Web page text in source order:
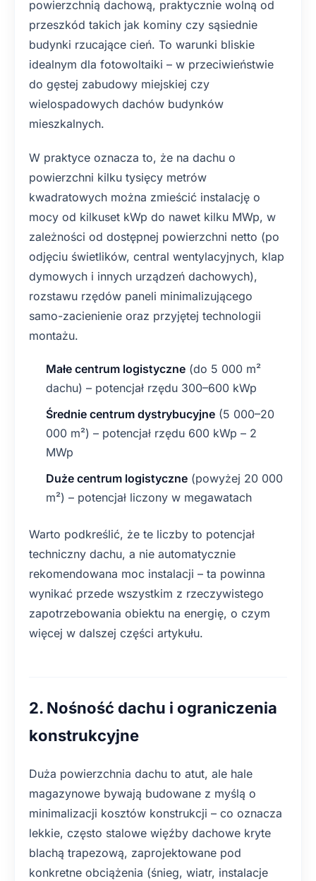
powierzchnią dachową, praktycznie wolną od
przeszkód takich jak kominy czy sąsiednie
budynki rzucające cień. To warunki bliskie
idealnym dla fotowoltaiki – w przeciwieństwie
do gęstej zabudowy miejskiej czy
wielospadowych dachów budynków
mieszkalnych.
W praktyce oznacza to, że na dachu o
powierzchni kilku tysięcy metrów
kwadratowych można zmieścić instalację o
mocy od kilkuset kWp do nawet kilku MWp, w
zależności od dostępnej powierzchni netto (po
odjęciu świetlików, central wentylacyjnych, klap
dymowych i innych urządzeń dachowych),
rozstawu rzędów paneli minimalizującego
samo-zacienienie oraz przyjętej technologii
montażu.
Małe centrum logistyczne (do 5 000 m²
dachu) – potencjał rzędu 300–600 kWp
Średnie centrum dystrybucyjne (5 000–20
000 m²) – potencjał rzędu 600 kWp – 2
MWp
Duże centrum logistyczne (powyżej 20 000
m²) – potencjał liczony w megawatach
Warto podkreślić, że te liczby to potencjał
techniczny dachu, a nie automatycznie
rekomendowana moc instalacji – ta powinna
wynikać przede wszystkim z rzeczywistego
zapotrzebowania obiektu na energię, o czym
więcej w dalszej części artykułu.
2. Nośność dachu i ograniczenia
konstrukcyjne
Duża powierzchnia dachu to atut, ale hale
magazynowe bywają budowane z myślą o
minimalizacji kosztów konstrukcji – co oznacza
lekkie, często stalowe więźby dachowe kryte
blachą trapezową, zaprojektowane pod
konkretne obciążenia (śnieg, wiatr, instalacje